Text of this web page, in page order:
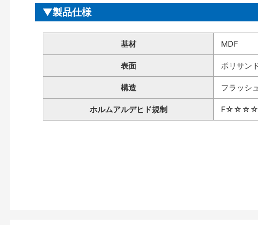
製品仕様
基材 MDF
表面 ポリサン
構造 フラッシ
ホルムアルデヒド規制 F☆☆☆☆